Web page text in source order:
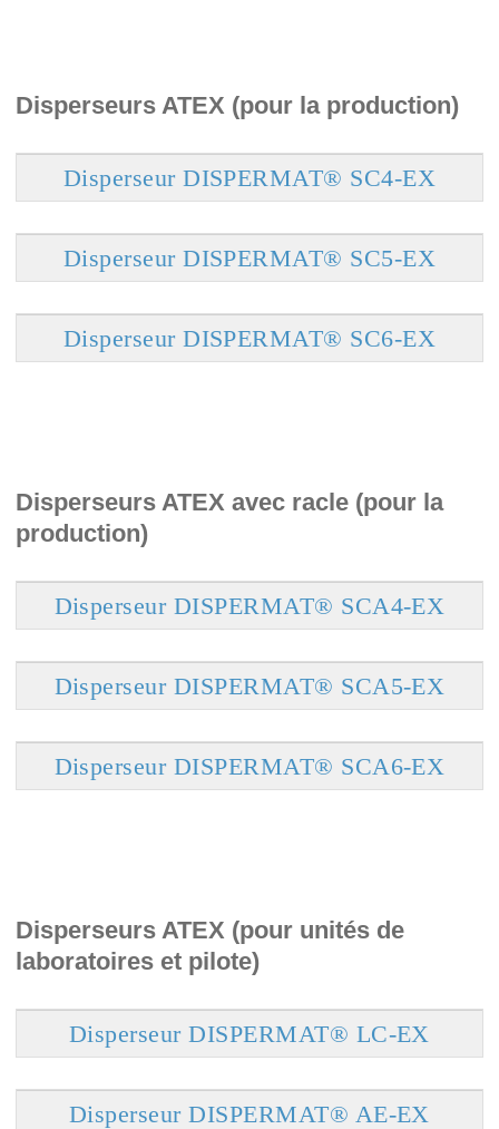
Disperseurs ATEX (pour la production)
Disperseur DISPERMAT® SC4-EX
Disperseur DISPERMAT® SC5-EX
Disperseur DISPERMAT® SC6-EX
Disperseurs ATEX avec racle (pour la
production)
Disperseur DISPERMAT® SCA4-EX
Disperseur DISPERMAT® SCA5-EX
Disperseur DISPERMAT® SCA6-EX
Disperseurs ATEX (pour unités de
laboratoires et pilote)
Disperseur DISPERMAT® LC-EX
Disperseur DISPERMAT® AE-EX